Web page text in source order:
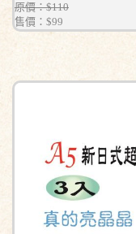
原價：$110
售價： $99